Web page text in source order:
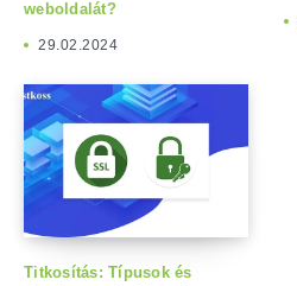
weboldalát?
29.02.2024
Titkosítás: Típusok és